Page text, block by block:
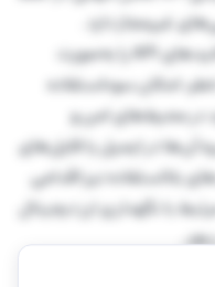
غیرمجاز دارد.
برای افزایش امنیت، توصیه می‌شود کلیدهای API را به‌صورت
امکان سوءاستفاده
در محیط‌های امن و
آن‌ها در ایمیل یا فایل‌های
بلااستفاده نیز اقدامی
با نگهداری ارز دیجیتال